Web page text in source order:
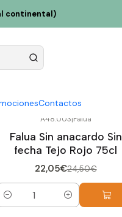
Contactos
continental)
A48.003|Falua
Falua Sin anacardo Sin
fecha Tejo Rojo 75cl
22,05€24,50€